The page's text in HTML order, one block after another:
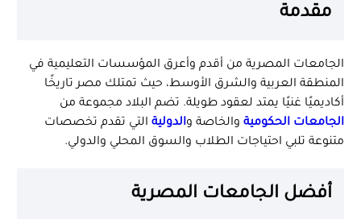
مقدمة
الجامعات المصرية من أقدم وأعرق المؤسسات التعليمية في
المنطقة العربية والشرق الأوسط، حيث تمتلك مصر تاريخًا
أكاديميًا غنيًا يمتد لعقود طويلة. تضم البلاد مجموعة من
الجامعات الحكومية والخاصة والدولية التي تقدم تخصصات
متنوعة تلبي احتياجات الطلاب والسوق المحلي والدولي.
أفضل الجامعات المصرية